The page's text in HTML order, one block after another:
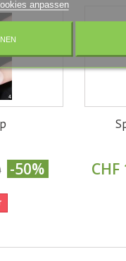
-50% CHF
anpassen